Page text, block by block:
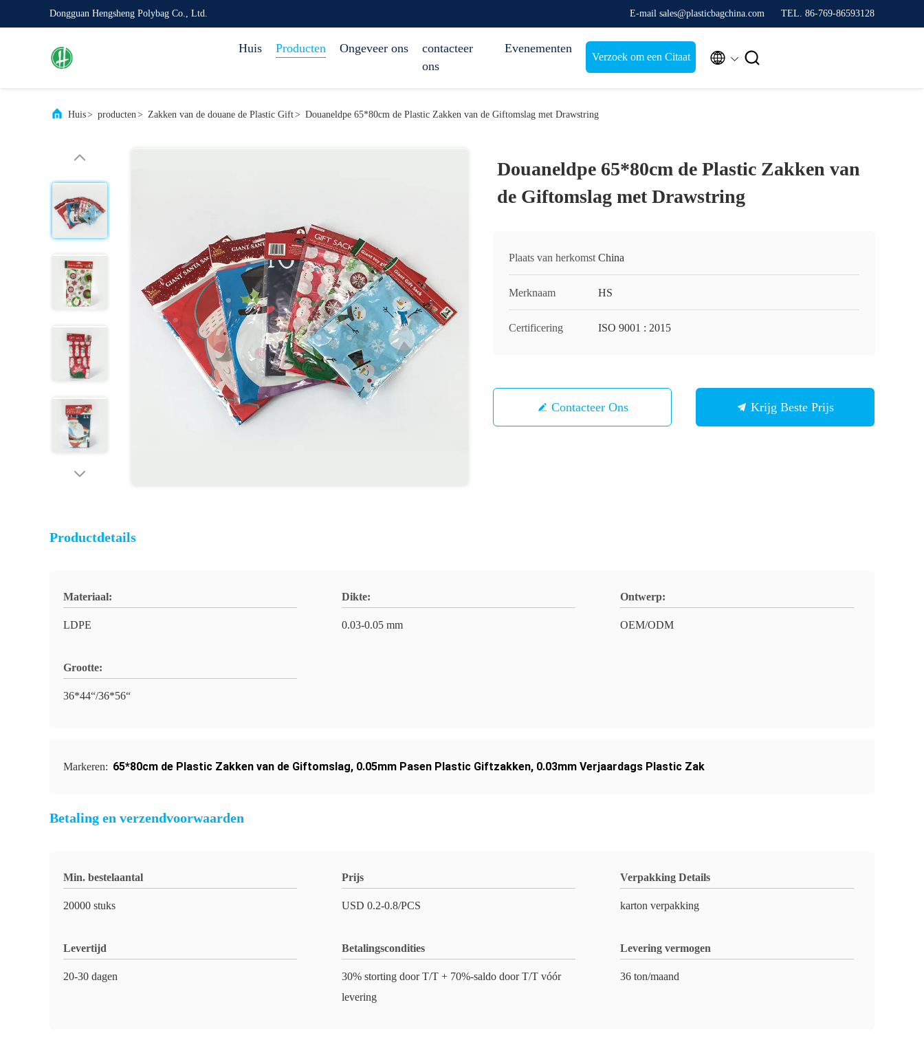
Dongguan Hengsheng Polybag Co., Ltd. E-mail sales@plasticbagchina.com TEL. 86-769-86593128
Huis Producten Ongeveer ons
contacteer
ons
Evenementen
Verzoek om een Citaat  
Huis> producten> Zakken van de douane de Plastic Gift> Douaneldpe 65*80cm de Plastic Zakken van de Giftomslag met Drawstring
Douaneldpe 65*80cm de Plastic Zakken van
de Giftomslag met Drawstring
Plaats van herkomst China
Merknaam HS
Certificering ISO 9001 : 2015
Contacteer Ons Krijg Beste Prijs
Productdetails
Materiaal:
LDPE
Dikte:
0.03-0.05 mm
Ontwerp:
OEM/ODM
Grootte:
36*44“/36*56“
Markeren: 65*80cm de Plastic Zakken van de Giftomslag, 0.05mm Pasen Plastic Giftzakken, 0.03mm Verjaardags Plastic Zak
Betaling en verzendvoorwaarden
Min. bestelaantal
20000 stuks
Prijs
USD 0.2-0.8/PCS
Verpakking Details
karton verpakking
Levertijd
20-30 dagen
Betalingscondities
30% storting door T/T + 70%-saldo door T/T vóór
levering
Levering vermogen
36 ton/maand